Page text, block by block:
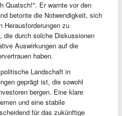
Quatsch!". Er warnte vor den
betonte die Notwendigkeit, sich
Herausforderungen zu
die durch solche Diskussionen
Auswirkungen auf die
haben.
Landschaft in
geprägt ist, die sowohl
bergen. Eine klare
und eine stabile
für das zukünftige